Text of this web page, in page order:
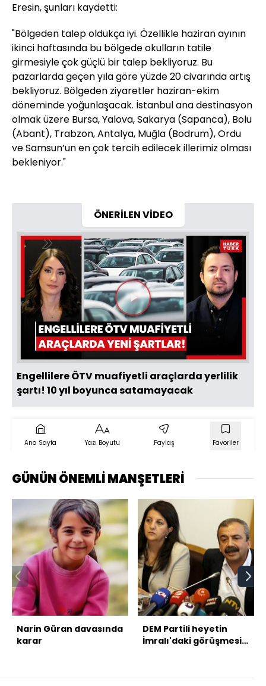
Eresin, şunları kaydetti:
"Bölgeden talep oldukça iyi. Özellikle haziran ayının
ikinci haftasında bu bölgede okulların tatile
girmesiyle çok güçlü bir talep bekliyoruz. Bu
pazarlarda geçen yıla göre yüzde 20 civarında artış
bekliyoruz. Bölgeden ziyaretler haziran-ekim
döneminde yoğunlaşacak. İstanbul ana destinasyon
olmak üzere Bursa, Yalova, Sakarya (Sapanca), Bolu
(Abant), Trabzon, Antalya, Muğla (Bodrum), Ordu
ve Samsun’un en çok tercih edilecek illerimiz olması
bekleniyor."
ÖNERİLEN VİDEO
Videoyu
Oynat
Engellilere ÖTV muafiyetli araçlarda yerlilik
şartı! 10 yıl boyunca satamayacak
Ana Sayfa Yazı Boyutu Paylaş Favoriler
GÜNÜN ÖNEMLİ MANŞETLERİ
Narin Güran davasında
karar
DEM Partili heyetin
İmralı'daki görüşmesi